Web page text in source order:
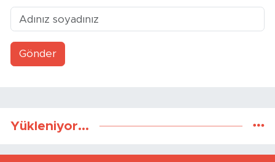
Gönder
Yükleniyor...